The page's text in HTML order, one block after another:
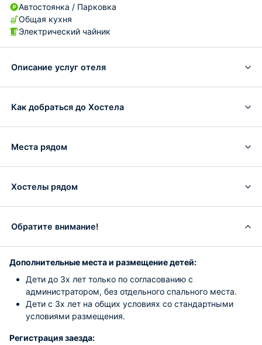
Автостоянка / Парковка
Общая кухня
Электрический чайник
Описание услуг отеля
Как добраться до Хостела
Места рядом
Хостелы рядом
Обратите внимание!
Дополнительные места и размещение детей:
Дети до 3х лет только по согласованию с
администратором, без отдельного спального места.
Дети с 3х лет на общих условиях со стандартными
условиями размещения.
Регистрация заезда: